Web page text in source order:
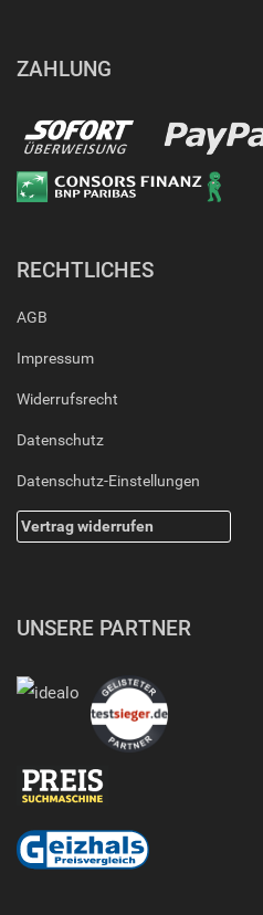
ZAHLUNG
RECHTLICHES
AGB
Impressum
Widerrufsrecht
Datenschutz
Datenschutz-Einstellungen
Vertrag widerrufen
UNSERE PARTNER